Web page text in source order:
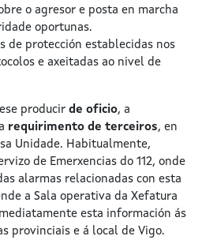
o agresor e posta en marcha
oportunas.
de protección establecidas nos
e axeitadas ao nivel de
producir de oficio, a
requirimento de terceiros, en
Unidade. Habitualmente,
de Emerxencias do 112, onde
alarmas relacionadas con esta
a Sala operativa da Xefatura
esta información ás
provinciais e á local de Vigo.